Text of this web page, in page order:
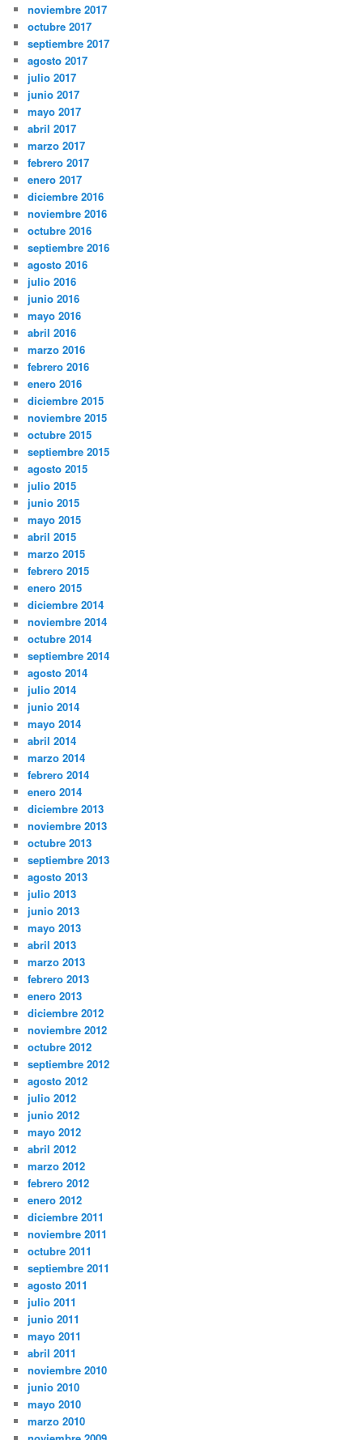
noviembre 2017
octubre 2017
septiembre 2017
agosto 2017
julio 2017
junio 2017
mayo 2017
abril 2017
marzo 2017
febrero 2017
enero 2017
diciembre 2016
noviembre 2016
octubre 2016
septiembre 2016
agosto 2016
julio 2016
junio 2016
mayo 2016
abril 2016
marzo 2016
febrero 2016
enero 2016
diciembre 2015
noviembre 2015
octubre 2015
septiembre 2015
agosto 2015
julio 2015
junio 2015
mayo 2015
abril 2015
marzo 2015
febrero 2015
enero 2015
diciembre 2014
noviembre 2014
octubre 2014
septiembre 2014
agosto 2014
julio 2014
junio 2014
mayo 2014
abril 2014
marzo 2014
febrero 2014
enero 2014
diciembre 2013
noviembre 2013
octubre 2013
septiembre 2013
agosto 2013
julio 2013
junio 2013
mayo 2013
abril 2013
marzo 2013
febrero 2013
enero 2013
diciembre 2012
noviembre 2012
octubre 2012
septiembre 2012
agosto 2012
julio 2012
junio 2012
mayo 2012
abril 2012
marzo 2012
febrero 2012
enero 2012
diciembre 2011
noviembre 2011
octubre 2011
septiembre 2011
agosto 2011
julio 2011
junio 2011
mayo 2011
abril 2011
noviembre 2010
junio 2010
mayo 2010
marzo 2010